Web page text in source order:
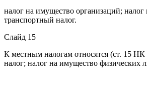
налог на имущество организаций;
транспортный налог.
Слайд 15
К местным налогам относятся (ст. 15
налог; налог на имущество физических